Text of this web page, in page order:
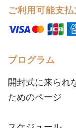
ご利用可能支
プログラム
開封式に来られ
ためのページ